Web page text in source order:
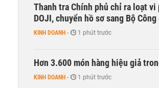
Thanh tra Chính phủ chỉ ra loạt vi
DOJI, chuyển hồ sơ sang Bộ Công
KINH DOANH - 1 phút trước
Hơn 3.600 món hàng hiệu giả
KINH DOANH - 1 phút trước